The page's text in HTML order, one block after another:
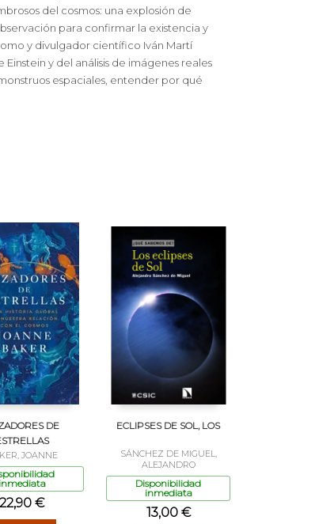
del cosmos: una explosión de
para confirmar la existencia y
y divulgador científico Iván Martí
y del análisis de imágenes reales
espaciales, entender por qué
DE
JOANNE
inmediata
22,90 €
ECLIPSES DE SOL, LOS
SÁNCHEZ DE MIGUEL,
ALEJANDRO
Disponibilidad
inmediata
13,00 €